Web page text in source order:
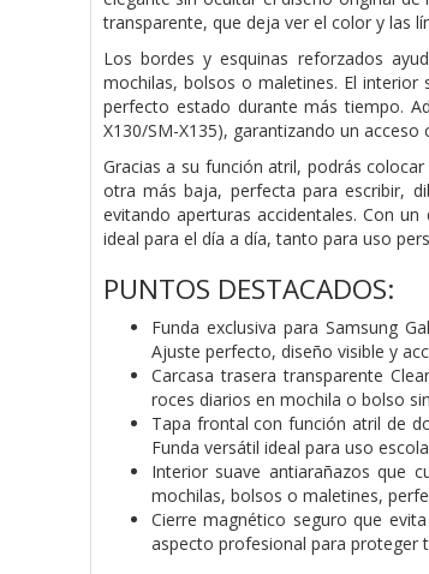
transparente, que deja ver el color y las
Los bordes y esquinas reforzados
mochilas, bolsos o maletines. El
perfecto estado durante más tiempo.
X130/SM-X135), garantizando un
Gracias a su función atril, podrás
otra más baja, perfecta para escribir,
evitando aperturas accidentales. Con un
ideal para el día a día, tanto para uso
PUNTOS DESTACADOS:
Funda exclusiva para Samsung
Ajuste perfecto, diseño visible y
Carcasa trasera transparente
roces diarios en mochila o bolso
Tapa frontal con función atril de
Funda versátil ideal para uso
Interior suave antiarañazos que
mochilas, bolsos o maletines,
Cierre magnético seguro que
aspecto profesional para proteger